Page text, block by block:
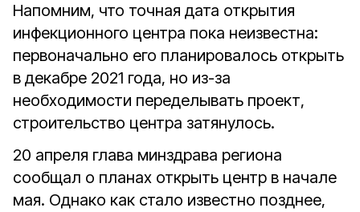
Напомним, что точная дата открытия
инфекционного центра пока неизвестна:
первоначально его планировалось открыть
в декабре 2021 года, но из-за
необходимости переделывать проект,
строительство центра затянулось.
20 апреля глава минздрава региона
сообщал о планах открыть центр в начале
мая. Однако как стало известно позднее,